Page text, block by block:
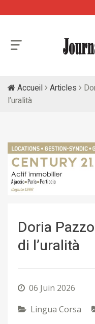
Accueil Articles
l’uralità
Doria
di l’uralità
06 Juin 2026
Lingua Corsa